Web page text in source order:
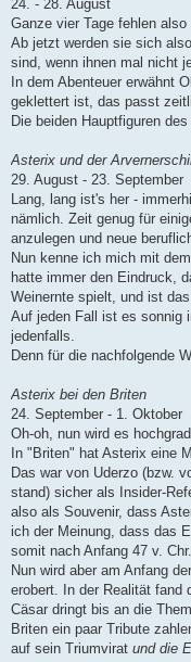
24. - 28. August
Ganze vier Tage fehlen
Ab jetzt werden sie sich
sind, wenn ihnen mal nicht
In dem Abenteuer erwähnt
geklettert ist, das passt
Die beiden Hauptfiguren
Asterix und der
29. August - 23. September
Lang, lang ist's her -
nämlich. Zeit genug für
anzulegen und neue
Nun kenne ich mich mit
hatte immer den Eindruck,
Weinernte spielt, und ist
Auf jeden Fall ist es sonnig
jedenfalls.
Denn für die nachfolgende
Asterix bei den Briten
24. September - 1. Oktober
Oh-oh, nun wird es
In "Briten" hat Asterix eine
Das war von Uderzo (bzw.
stand) sicher als Insider-
also als Souvenir, dass
ich der Meinung, dass das
somit nach Anfang 47 v. Chr.
Nun wird aber am Anfang
erobert. In der Realität fand
Cäsar dringt bis an die
Briten ein paar Tribute
auf sein Triumvirat und die